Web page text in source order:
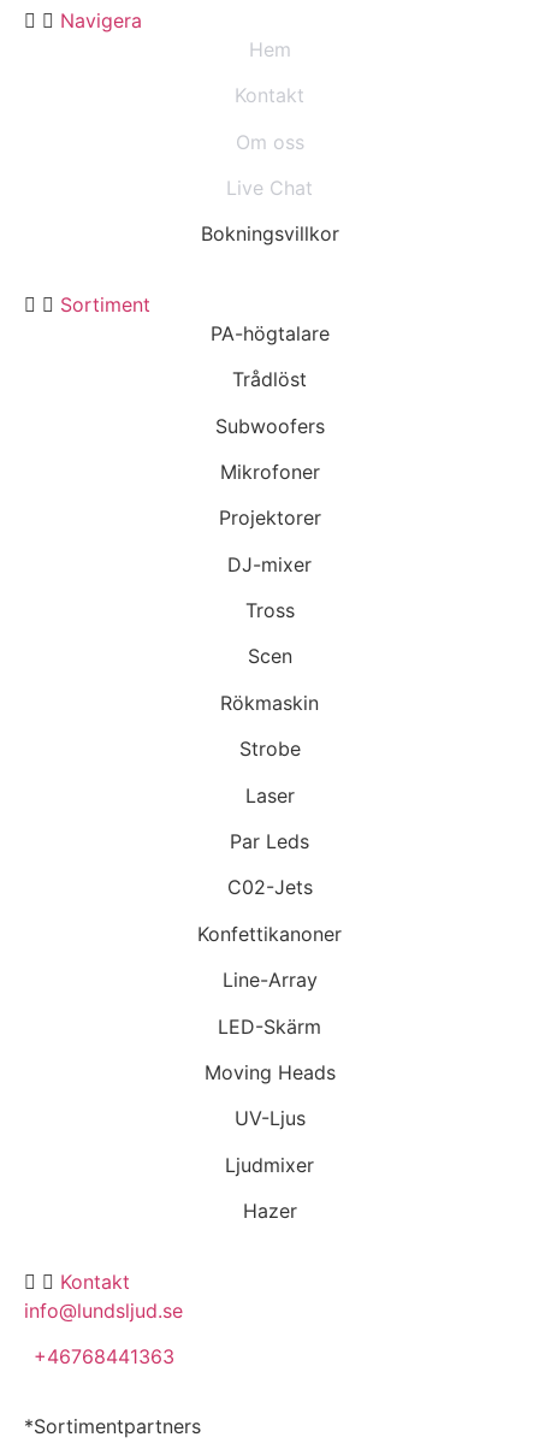
Navigera
Hem
Kontakt
Om oss
Live Chat
Bokningsvillkor
Sortiment
PA-högtalare
Trådlöst
Subwoofers
Mikrofoner
Projektorer
DJ-mixer
Tross
Scen
Rökmaskin
Strobe
Laser
Par Leds
C02-Jets
Konfettikanoner
Line-Array
LED-Skärm
Moving Heads
UV-Ljus
Ljudmixer
Hazer
Kontakt
info@lundsljud.se
+46768441363
*Sortimentpartners